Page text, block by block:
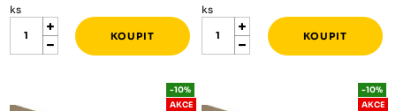
ks ks
-10%
AKCE
-10%
AKCE